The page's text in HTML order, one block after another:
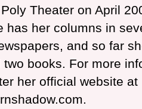
Theater on April
has her columns in
and so far
books. For more
her official website at